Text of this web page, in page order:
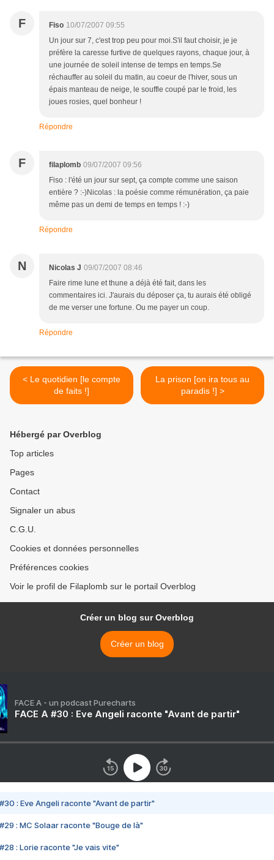
F Fiso 10/07/2007 09:55
Un jour sur 7, c'est trop peu pour moi.S'il faut choisir, je je
préfère la caresse furtive de quelques rayons, chaque jour, à
une journée de soleil intense de temps en temps.Se
réchauffer au soleil du matin, au coeur de l'hiver, sous un
épais manteau de neige, le souffle coupé par le froid, les
joues rosies, quel bonheur !
Répondre
F filaplomb 09/07/2007 09:56
Fiso : l'été un jour sur sept, ça compte comme une saison
entière ? :-)Nicolas : la poésie comme rémunération, ça paie
même pas un demi de temps en temps ! :-)
Répondre
N Nicolas J 09/07/2007 08:46
Faire rime lune et thune a déjà été fait, dans les
commentaires ici. J'aurais du déposer ça, tu aurais été obligé
de me verser une fortune. Ou me payer un coup.
Répondre
< Le quotidien [le compte
de faits !]
La prison [on ira tous au
paradis !] >
Hébergé par Overblog
Top articles
Pages
Contact
Signaler un abus
C.G.U.
Cookies et données personnelles
Préférences cookies
Voir le profil de Filaplomb sur le portail Overblog
Créer un blog sur Overblog
Créer un blog
FACE A - un podcast Purecharts
FACE A #30 : Eve Angeli raconte "Avant de partir"
#30 : Eve Angeli raconte "Avant de partir"
#29 : MC Solaar raconte "Bouge de là"
#28 : Lorie raconte "Je vais vite"